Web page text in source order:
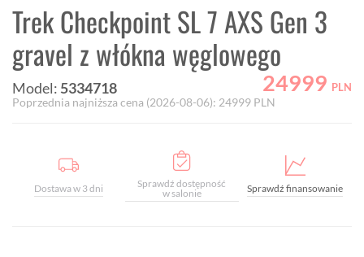
Trek Checkpoint SL 7 AXS Gen 3
gravel z włókna węglowego
Model: 5334718 24999 PLN
Poprzednia najniższa cena (2026-08-06): 24999 PLN
Dostawa w 3 dni
Sprawdź dostępność
w salonie
Sprawdź finansowanie